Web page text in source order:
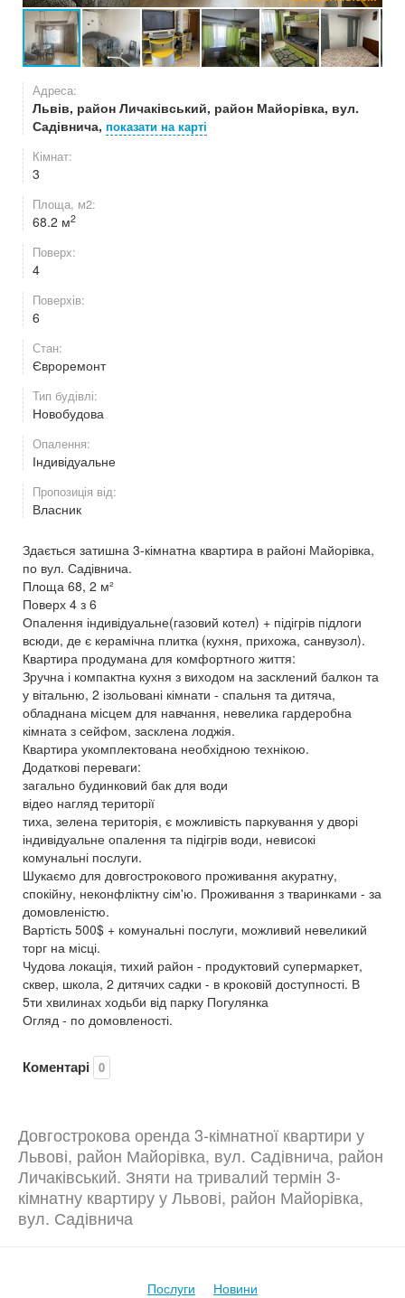
Адреса:
Львів, район Личаківський, район Майорівка, вул.
Садівнича, показати на карті
Кімнат:
3
Площа, м2:
68.2 м2
Поверх:
4
Поверхів:
6
Стан:
Євроремонт
Тип будівлі:
Новобудова
Опалення:
Індивідуальне
Пропозиція від:
Власник
Здається затишна 3-кімнатна квартира в районі Майорівка,
по вул. Садівнича.
Площа 68, 2 м²
Поверх 4 з 6
Опалення індивідуальне(газовий котел) + підігрів підлоги
всюди, де є керамічна плитка (кухня, прихожа, санвузол).
Квартира продумана для комфортного життя:
Зручна і компактна кухня з виходом на засклений балкон та
у вітальню, 2 ізольовані кімнати - спальня та дитяча,
обладнана місцем для навчання, невелика гардеробна
кімната з сейфом, засклена лоджія.
Квартира укомплектована необхідною технікою.
Додаткові переваги:
загально будинковий бак для води
відео нагляд території
тиха, зелена територія, є можливість паркування у дворі
індивідуальне опалення та підігрів води, невисокі
комунальні послуги.
Шукаємо для довгострокового проживання акуратну,
спокійну, неконфліктну сім'ю. Проживання з тваринками - за
домовленістю.
Вартість 500$ + комунальні послуги, можливий невеликий
торг на місці.
Чудова локація, тихий район - продуктовий супермаркет,
сквер, школа, 2 дитячих садки - в кроковій доступності. В
5ти хвилинах ходьби від парку Погулянка
Огляд - по домовленості.
Коментарі 0
Довгострокова оренда 3-кімнатної квартири у
Львові, район Майорівка, вул. Садівнича, район
Личаківський. Зняти на тривалий термін 3-
кімнатну квартиру у Львові, район Майорівка,
вул. Садівнича
Послуги Новини